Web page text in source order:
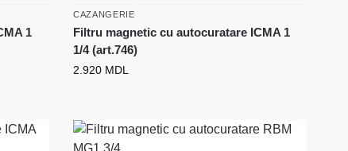
1
CAZANGERIE
Filtru magnetic cu autocuratare ICMA 1
1/4 (art.746)
2.920 MDL